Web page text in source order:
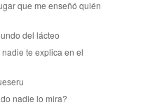
que me enseñó quién
del lácteo
te explica en el
nadie lo mira?